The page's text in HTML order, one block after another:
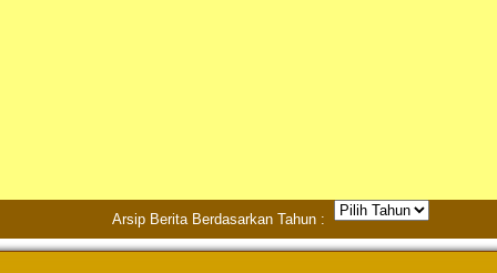
Arsip Berita Berdasarkan Tahun :